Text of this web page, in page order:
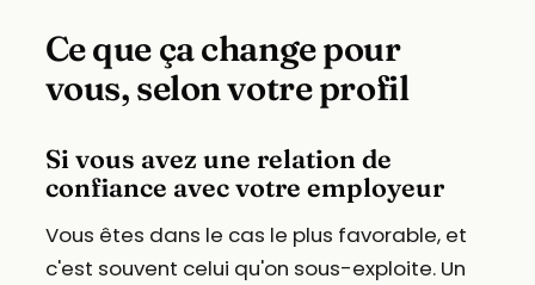
Ce que ça change pour
vous, selon votre profil
Si vous avez une relation de
confiance avec votre employeur
Vous êtes dans le cas le plus favorable, et
c'est souvent celui qu'on sous-exploite. Un